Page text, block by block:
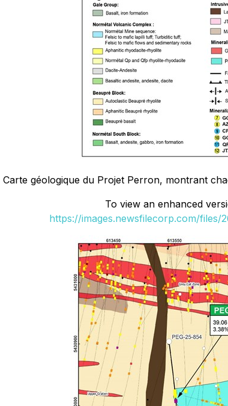
Carte géologique du Projet Perron, montrant
To view an enhanced
https://images.newsfilecorp.com/files/